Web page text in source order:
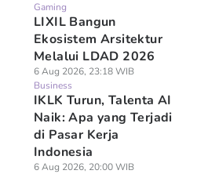
Gaming
LIXIL Bangun
Ekosistem Arsitektur
Melalui LDAD 2026
6 Aug 2026, 23:18 WIB
Business
IKLK Turun, Talenta AI
Naik: Apa yang Terjadi
di Pasar Kerja
Indonesia
6 Aug 2026, 20:00 WIB